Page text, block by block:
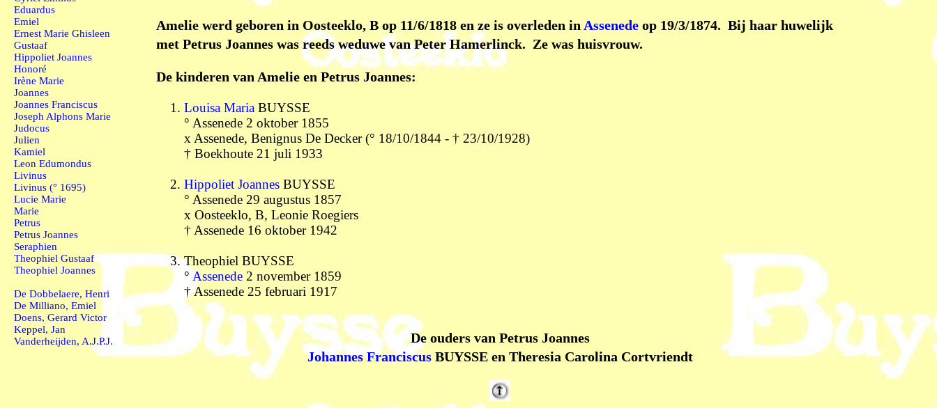
Amelie werd geboren in Oosteeklo, B op 11/6/1818 en ze is overleden inAssenede op 19/3/1874. Bij haar huwelijk
met Petrus Joannes was reeds weduwe van Peter Hamerlinck. Ze was huisvrouw.
De kinderen van Amelie en Petrus Joannes:
Louisa Maria BUYSSE
° Assenede 2 oktober 1855
x Assenede, Benignus De Decker (° 18/10/1844 - † 23/10/1928)
† Boekhoute 21 juli 1933
Hippoliet Joannes BUYSSE
° Assenede 29 augustus 1857
x Oosteeklo, B, Leonie Roegiers
† Assenede 16 oktober 1942
Theophiel BUYSSE
° Assenede 2 november 1859
† Assenede 25 februari 1917
De ouders van Petrus Joannes
Johannes FranciscusBUYSSE en Theresia Carolina Cortvriendt
Eduardus
Emiel
Ernest Marie Ghisleen
Gustaaf
Hippoliet Joannes
Honoré
Irène Marie
Joannes
Joannes Franciscus
Joseph Alphons Marie
Judocus
Julien
Kamiel
Leon Edumondus
Livinus
Livinus (° 1695)
Lucie Marie
Marie
Petrus
Petrus Joannes
Seraphien
Theophiel Gustaaf
Theophiel Joannes
De Dobbelaere, Henri
De Milliano, Emiel
Doens, Gerard Victor
Keppel, Jan
Vanderheijden, A.J.P.J.